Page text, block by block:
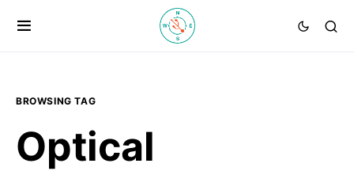
BROWSING TAG
Optical